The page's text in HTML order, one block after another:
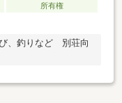
所有権
、釣りなど 別荘向